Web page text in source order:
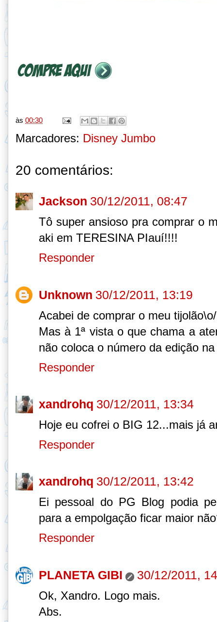
às 00:30
Marcadores: Disney Jumbo
20 comentários:
Jackson 30/12/2011, 08:47
Tô super ansioso pra comprar o
aki em TERESINA PIauí!!!!
Responder
Unknown 30/12/2011, 13:19
Acabei de comprar o meu
Mas à 1ª vista o que chama a
não coloca o número da edição
Responder
xandrohq 30/12/2011, 13:34
Hoje eu cofrei o BIG 12...mais já
Responder
xandrohq 30/12/2011, 13:42
Ei pessoal do PG Blog podia
para a empolgação ficar maior
Responder
PLANETA GIBI 30/12/2011,
Ok, Xandro. Logo mais.
Abs.